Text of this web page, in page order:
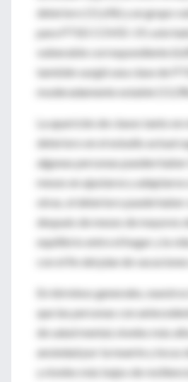
deterioro (11,6%) y un grupo
para PTSD COVID-19, solo
vulnerable correspondiente
también surgió una clase de
moderadamente estable
La aparición de clases tanto en
deterioro en el estudio actual
algunas personas pueden
meses en ajustarse y
otras, el deterioro puede haber
después de meses de mayores
equilibrio entre el hogar y la
con el fin del plan de
En términos generales,
que las personas con
de salud mental, niveles más
ansiedad por la muerte y locus
y niveles más bajos de